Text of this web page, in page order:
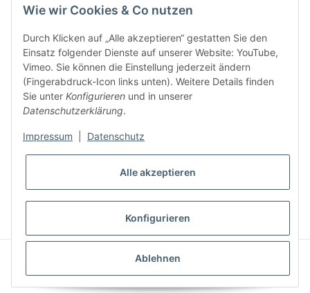
Wie wir Cookies & Co nutzen
Durch Klicken auf „Alle akzeptieren“ gestatten Sie den
Einsatz folgender Dienste auf unserer Website: YouTube,
Vimeo. Sie können die Einstellung jederzeit ändern
(Fingerabdruck-Icon links unten). Weitere Details finden
Sie unter Konfigurieren und in unserer
Datenschutzerklärung.
Impressum Datenschutz
Alle akzeptieren
Konfigurieren
Ablehnen
Informationen
Gesetzliche Informationen
* Alle Preise inkl. gesetzlicher USt., zzgl.
VERTRAG WIDERRUFEN
JTL-Shop|CLEARIX JTL-Shop Template